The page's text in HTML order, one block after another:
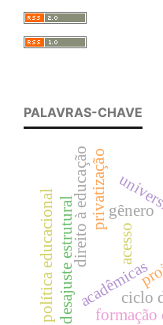
PALAVRAS-CHAVE
privatização
acadêmicas
gênero
ciclo
desajuste estrutural acesso
política educacionaldireito à educação
formação